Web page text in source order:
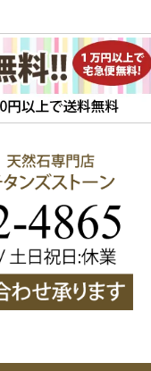
方にお勧めの石です。パワー
考にしてください。
どが、金運アップの石にはタ
くなっていてゴージャスな印
熱心に取引されてきまし
られてしまいがちですが、
ースもあるため、確たる理
やペンダントなどを見付け
、何故か厄除けのペンダン